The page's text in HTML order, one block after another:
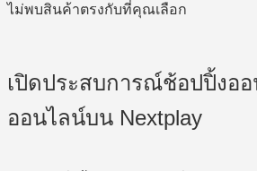
ไม่พบสินค้าตรงกับที่คุณเลือก
เปิดประสบการณ์ช้อปปิ้งอ
ออนไลน์บน Nextplay